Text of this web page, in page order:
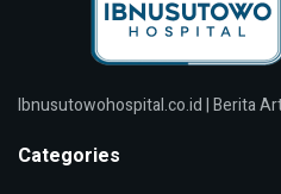
Ibnusutowohospital.co.id | Berita
Categories